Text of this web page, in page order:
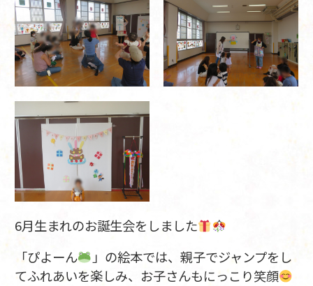
6月生まれのお誕生会をしました
「ぴよーん
」の絵本では、親子でジャンプをし
てふれあいを楽しみ、お子さんもにっこり笑顔